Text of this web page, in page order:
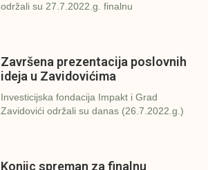
održali su 27.7.2022.g. finalnu
Završena prezentacija poslovnih
ideja u Zavidovićima
Investicijska fondacija Impakt i Grad
Zavidovići održali su danas (26.7.2022.g.)
Konjic spreman za finalnu